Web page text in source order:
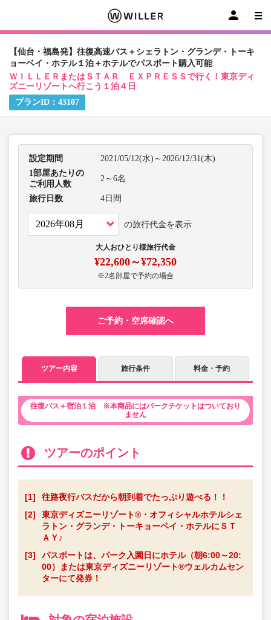
【仙台・福島発】往復高速バス＋シェラトン・グランデ・トーキ
ョーベイ・ホテル１泊＋ホテルでパスポート購入可能
ＷＩＬＬＥＲまたはＳＴＡＲ ＥＸＰＲＥＳＳで行く！東京ディ
ズニーリゾートへ行こう１泊４日
プランID： 43107
設定期間
2021/05/12(水)～2026/12/31(木)
1部屋あたりの
ご利用人数
2～6名
旅行日数 4日間
の旅行代金を表示
大人おひとり様旅行代金
¥22,600～¥72,350
※2名部屋で予約の場合
ご予約・空席確認へ
ツアー内容 旅行条件 料金・予約
往復バス＋宿泊１泊 ※本商品にはパークチケットはついており
ません
ツアーのポイント
[1]
往路夜行バスだから朝到着でたっぷり遊べる！！
[2]
東京ディズニーリゾート®・オフィシャルホテルシェ
ラトン・グランデ・トーキョーベイ・ホテルにＳＴ
ＡＹ♪
[3]
パスポートは、パーク入園日にホテル（朝6:00～20:
00）または東京ディズニーリゾート®ウェルカムセン
ターにて発券！